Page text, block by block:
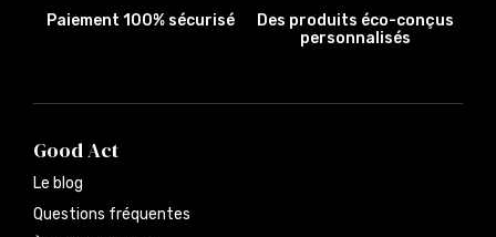
Paiement 100% sécurisé
Des produits éco-conçus
personnalisés
Good Act
Le blog
Questions fréquentes